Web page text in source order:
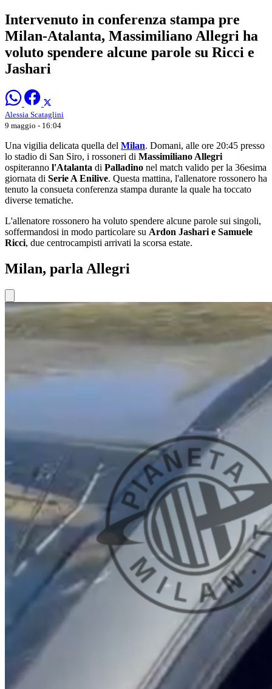
Intervenuto in conferenza stampa pre
Milan-Atalanta, Massimiliano Allegri ha
voluto spendere alcune parole su Ricci e
Jashari
Alessia Scataglini
9 maggio - 16:04
Una vigilia delicata quella del Milan. Domani, alle ore 20:45 presso
lo stadio di San Siro, i rossoneri di Massimiliano Allegri
ospiteranno l'Atalanta di Palladino nel match valido per la 36esima
giornata di Serie A Enilive. Questa mattina, l'allenatore rossonero ha
tenuto la consueta conferenza stampa durante la quale ha toccato
diverse tematiche.
L'allenatore rossonero ha voluto spendere alcune parole sui singoli,
soffermandosi in modo particolare su Ardon Jashari e Samuele
Ricci, due centrocampisti arrivati la scorsa estate.
Milan, parla Allegri